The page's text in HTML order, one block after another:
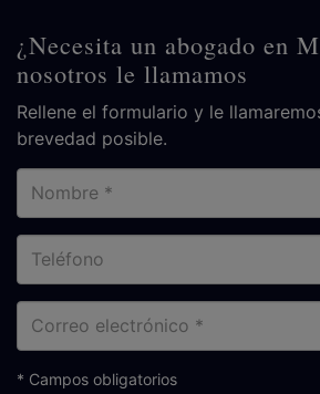
¿Necesita un abogado en
nosotros le llamamos
Rellene el formulario y le
brevedad posible.
electrónico
* Campos obligatorios